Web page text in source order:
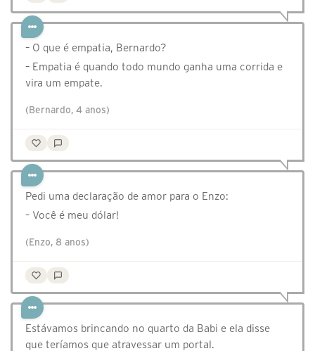
– O que é empatia, Bernardo?
– Empatia é quando todo mundo ganha uma corrida e
vira um empate.
(Bernardo, 4 anos)
Pedi uma declaração de amor para o Enzo:
– Você é meu dólar!
(Enzo, 8 anos)
Estávamos brincando no quarto da Babi e ela disse
que teríamos que atravessar um portal.